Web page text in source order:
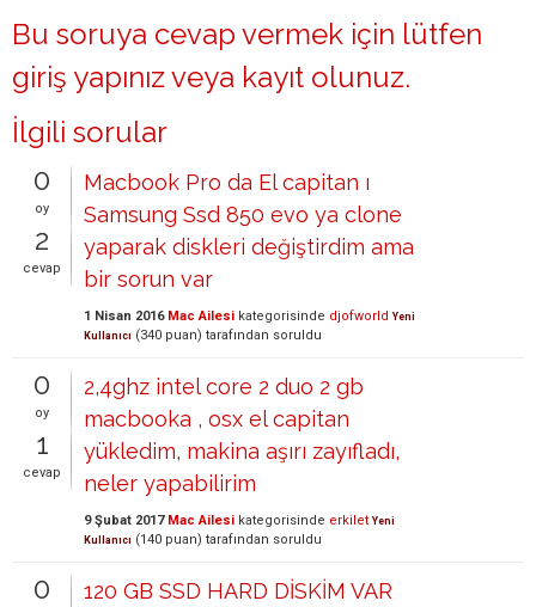
Bu soruya cevap vermek için lütfen
giriş yapınız veya kayıt olunuz.
İlgili sorular
0
oy
2
cevap
Macbook Pro da El capitan ı
Samsung Ssd 850 evo ya clone
yaparak diskleri değiştirdim ama
bir sorun var
1 Nisan 2016 Mac Ailesi kategorisinde djofworld Yeni
Kullanıcı (340 puan) tarafından soruldu
0
oy
1
cevap
2,4ghz intel core 2 duo 2 gb
macbooka , osx el capitan
yükledim, makina aşırı zayıfladı,
neler yapabilirim
9 Şubat 2017 Mac Ailesi kategorisinde erkilet Yeni
Kullanıcı (140 puan) tarafından soruldu
0
120 GB SSD HARD DİSKİM VAR